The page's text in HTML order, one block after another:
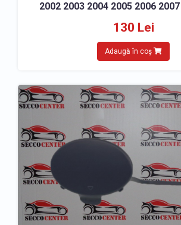
2002 2003 2004 2005 2006
130 Lei
Adaugă în coș